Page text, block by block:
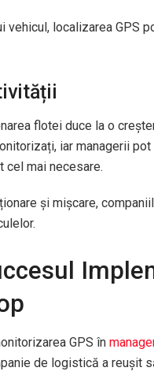
vehicul, localizarea GPS
flotei duce la o
iar managerii
cel mai necesare.
și mișcare,
GPS în
de logistică a reușit